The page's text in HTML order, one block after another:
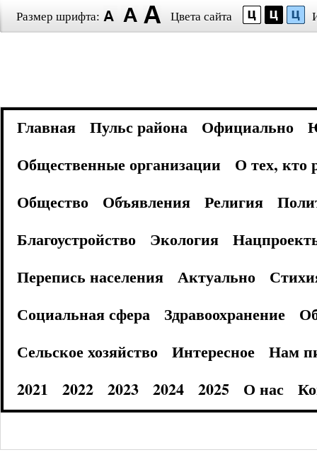
Размер шрифта: Цвета сайта
Главная Пульс района Официально
Общественные организации
О тех, кто
Общество
Объявления Религия
Благоустройство
Экология
Перепись населения
Актуально
Социальная сфера
Здравоохранение
Сельское хозяйство
Интересное
Нам
2021
2022 2023 2024 2025 О нас